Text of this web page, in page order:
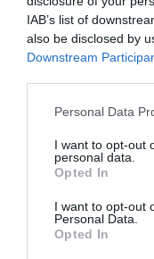
IAB’s list of
also be disclosed by
Downstream
Personal Data
I want to opt-out
personal data.
Opted In
I want to opt-out
Personal Data.
Opted In
Tiens! Pas de
Des
laps de temps…
Et aucun n’a su
défenseurs des
D’ailleurs:
Monsieur, ou